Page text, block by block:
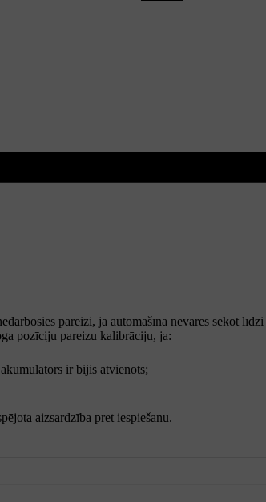
pareizi, ja automašīna nevarēs sekot
pozīciju pareizu kalibrāciju, ja:
ir bijis atvienots;
aizsardzība pret iespiešanu.